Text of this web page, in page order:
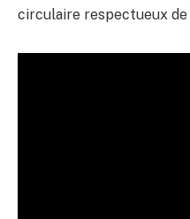
circulaire respectueux de